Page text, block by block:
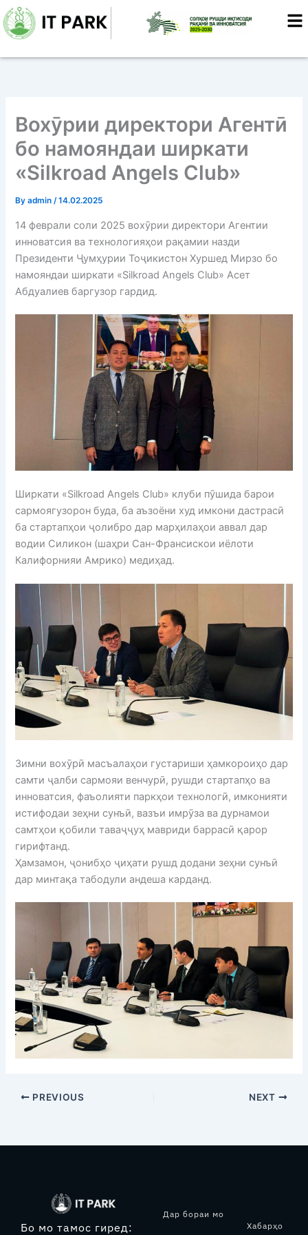
Skip
to
content
Вохӯрии директори Агентӣ
бо намояндаи ширкати
«Silkroad Angels Club»
Byadmin/14.02.2025
14 феврали соли 2025 вохӯрии директори Агентии
инноватсия ва технологияҳои рақамии назди
Президенти Ҷумҳурии Тоҷикистон Хуршед Мирзо бо
намояндаи ширкати «Silkroad Angels Club» Асет
Абдуалиев баргузор гардид.
Ширкати «Silkroad Angels Club» клуби пӯшида барои
сармоягузорон буда, ба аъзоёни худ имкони дастрасӣ
ба стартапҳои ҷолибро дар марҳилаҳои аввал дар
водии Силикон (шаҳри Сан-Франсискои иёлоти
Калифорнияи Амрико) медиҳад.
Зимни вохӯрӣ масъалаҳои густариши ҳамкороиҳо дар
самти ҷалби сармояи венчурӣ, рушди стартапҳо ва
инноватсия, фаъолияти паркҳои технологӣ, имконияти
истифодаи зеҳни сунъӣ, вазъи имрӯза ва дурнамои
самтҳои қобили таваҷҷуҳ мавриди баррасӣ қарор
гирифтанд.
Ҳамзамон, ҷонибҳо ҷиҳати рушд додани зеҳни сунъӣ
дар минтақа табодули андеша карданд.
PREVIOUS NEXT
Бо мо тамос гиред:
Дар бораи мо
Хабарҳо